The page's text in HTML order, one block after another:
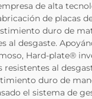
de alta
de placas
duro de
al desgaste.
Hard-plate®
resistentes al
duro de
el sistema de